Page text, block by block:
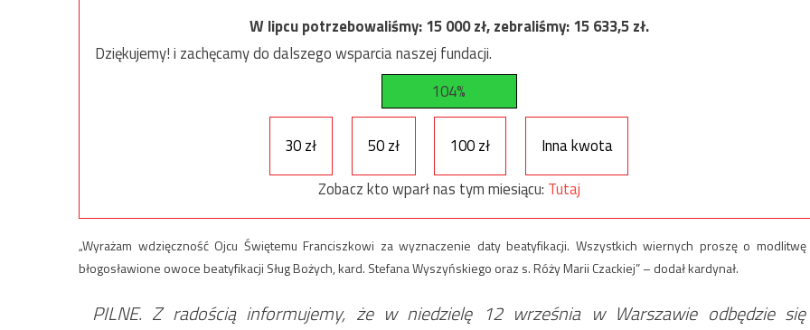
W lipcu potrzebowaliśmy:15 000zł, zebraliśmy:15 633,5zł.
Dziękujemy! i zachęcamy do dalszego wsparcia naszej fundacji.
104%
30 zł 50 zł 100 zł
Inna kwota
Zobacz kto wparł nas tym miesiącu: Tutaj
„Wyrażam wdzięczność Ojcu Świętemu Franciszkowi za wyznaczenie daty beatyfikacji. Wszystkich wiernych proszę o
błogosławione owoce beatyfikacji Sług Bożych, kard. Stefana Wyszyńskiego oraz s. Róży Marii Czackiej” – dodał kardynał.
PILNE. Z radością informujemy, że w niedzielę 12 września w Warszawie odbędzie się